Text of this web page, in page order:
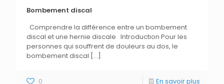
Bombement discal
Comprendre la différence entre un bombement
discal et une hernie discale Introduction Pour les
personnes qui souffrent de douleurs au dos, le
bombement discal […]
0 En savoir plus